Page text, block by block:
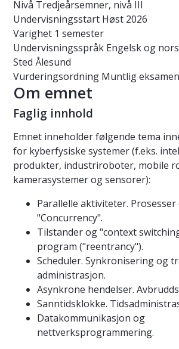
Nivå Tredjeårsemner, nivå III
Undervisningsstart Høst 2026
Varighet 1 semester
Undervisningsspråk Engelsk og
Sted Ålesund
Vurderingsordning Muntlig eksamen
Om emnet
Faglig innhold
Emnet inneholder følgende tema
for kyberfysiske systemer (f.eks.
produkter, industriroboter, mobile
kamerasystemer og sensorer):
Parallelle aktiviteter.
"Concurrency".
Tilstander og "context
program ("reentrancy").
Scheduler. Synkronisering og
administrasjon.
Asynkrone hendelser.
Sanntidsklokke.
Datakommunikasjon og
nettverksprogrammering.